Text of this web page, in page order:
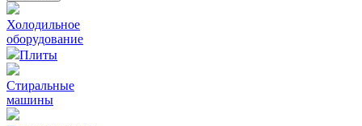
Холодильное
оборудование
Плиты
Стиральные
машины